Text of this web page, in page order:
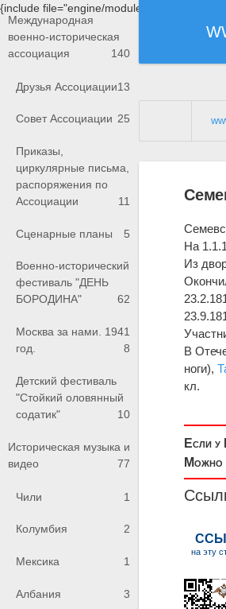
{include file="engine/modules/saperu/
Международная
военно-историческая
ассоциация
140
Друзья Ассоциации13
Совет Ассоциации 25
Приказы,
циркулярные письма,
распоряжения по
Ассоциации
11
Сценарные планы 5
Военно-исторический
фестиваль "ДЕНЬ
БОРОДИНА"
62
Москва за нами. 1941
год.
8
Детский фестиваль
"Стойкий оловянный
содатик"
10
Историческая музыка и
видео
77
Чили 1
Колумбия 2
Мексика 1
Албания 3
На
Из
В
ноги),
кл.
Если у
Можно